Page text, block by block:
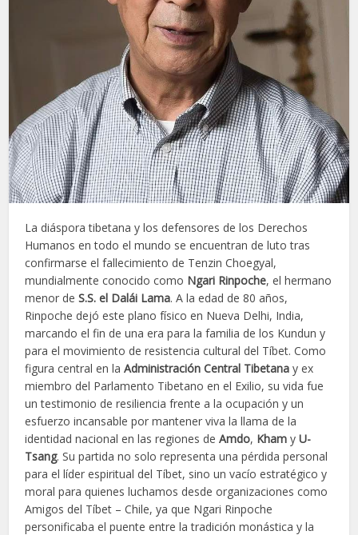
La diáspora tibetana y los defensores de los Derechos
Humanos en todo el mundo se encuentran de luto tras
confirmarse el fallecimiento de Tenzin Choegyal,
mundialmente conocido como Ngari Rinpoche, el hermano
menor deS.S. el Dalái Lama. A la edad de 80 años,
Rinpoche dejó este plano físico en Nueva Delhi, India,
marcando el fin de una era para la familia de los Kundun y
para el movimiento de resistencia cultural del Tíbet. Como
figura central en laAdministración Central Tibetana y ex
miembro del Parlamento Tibetano en el Exilio, su vida fue
un testimonio de resiliencia frente a la ocupación y un
esfuerzo incansable por mantener viva la llama de la
identidad nacional en las regiones deAmdo, Kham yU-
Tsang. Su partida no solo representa una pérdida personal
para el líder espiritual del Tíbet, sino un vacío estratégico y
moral para quienes luchamos desde organizaciones como
Amigos del Tíbet – Chile, ya que Ngari Rinpoche
personificaba el puente entre la tradición monástica y la